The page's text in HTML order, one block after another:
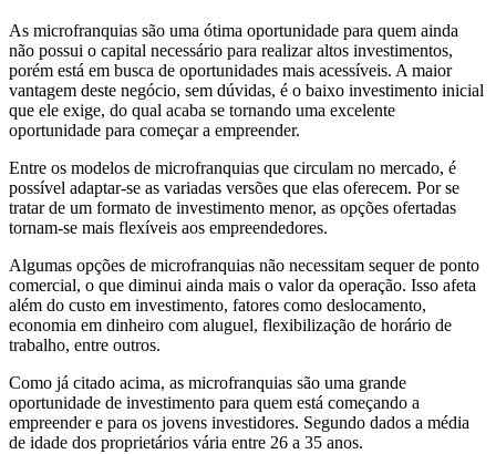
As microfranquias são uma ótima oportunidade para quem ainda
não possui o capital necessário para realizar altos investimentos,
porém está em busca de oportunidades mais acessíveis. A maior
vantagem deste negócio, sem dúvidas, é o baixo investimento inicial
que ele exige, do qual acaba se tornando uma excelente
oportunidade para começar a empreender.
Entre os modelos de microfranquias que circulam no mercado, é
possível adaptar-se as variadas versões que elas oferecem. Por se
tratar de um formato de investimento menor, as opções ofertadas
tornam-se mais flexíveis aos empreendedores.
Algumas opções de microfranquias não necessitam sequer de ponto
comercial, o que diminui ainda mais o valor da operação. Isso afeta
além do custo em investimento, fatores como deslocamento,
economia em dinheiro com aluguel, flexibilização de horário de
trabalho, entre outros.
Como já citado acima, as microfranquias são uma grande
oportunidade de investimento para quem está começando a
empreender e para os jovens investidores. Segundo dados a média
de idade dos proprietários vária entre 26 a 35 anos.